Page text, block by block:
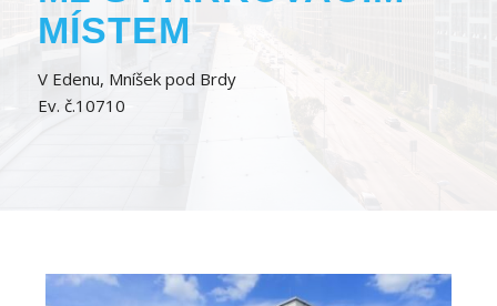
MÍSTEM
V Edenu, Mníšek pod Brdy
Ev. č.10710